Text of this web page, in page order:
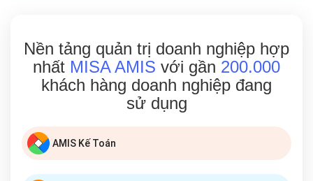
Nền tảng quản trị doanh nghiệp hợp
nhất MISA AMIS với gần 200.000
khách hàng doanh nghiệp đang
sử dụng
AMIS Kế Toán